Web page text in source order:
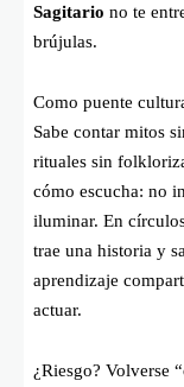
Sagitario no te
brújulas.
Como puente
Sabe contar mitos
rituales sin
cómo escucha: no
iluminar. En
trae una historia y
aprendizaje
actuar.
¿Riesgo? Volverse